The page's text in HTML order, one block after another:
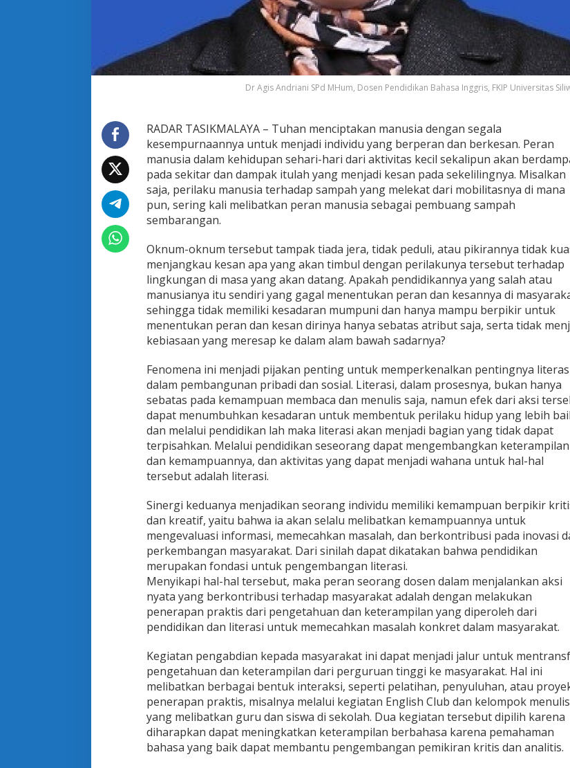
a
a
d
y
a
r
a
k
a
t
M
a
l
u
i
L
i
t
e
a
i
K
e
t
e
r
a
m
l
a
n
B
e
r
b
a
h
a
a
Dr Agis Andriani SPd MHum, Dosen Pendidikan Bahasa Inggris, FKIP Universitas
RADAR TASIKMALAYA – Tuhan menciptakan manusia dengan segala
kesempurnaannya untuk menjadi individu yang berperan dan berkesan. Peran
manusia dalam kehidupan sehari-hari dari aktivitas kecil sekalipun akan
pada sekitar dan dampak itulah yang menjadi kesan pada sekelilingnya. Misalkan
saja, perilaku manusia terhadap sampah yang melekat dari mobilitasnya di mana
pun, sering kali melibatkan peran manusia sebagai pembuang sampah
sembarangan.
Oknum-oknum tersebut tampak tiada jera, tidak peduli, atau pikirannya tidak
menjangkau kesan apa yang akan timbul dengan perilakunya tersebut terhadap
lingkungan di masa yang akan datang. Apakah pendidikannya yang salah atau
manusianya itu sendiri yang gagal menentukan peran dan kesannya di
sehingga tidak memiliki kesadaran mumpuni dan hanya mampu berpikir untuk
menentukan peran dan kesan dirinya hanya sebatas atribut saja, serta tidak
kebiasaan yang meresap ke dalam alam bawah sadarnya?
Fenomena ini menjadi pijakan penting untuk memperkenalkan pentingnya
dalam pembangunan pribadi dan sosial. Literasi, dalam prosesnya, bukan hanya
sebatas pada kemampuan membaca dan menulis saja, namun efek dari aksi
dapat menumbuhkan kesadaran untuk membentuk perilaku hidup yang lebih
dan melalui pendidikan lah maka literasi akan menjadi bagian yang tidak dapat
terpisahkan. Melalui pendidikan seseorang dapat mengembangkan keterampilan
dan kemampuannya, dan aktivitas yang dapat menjadi wahana untuk hal-hal
tersebut adalah literasi.
Sinergi keduanya menjadikan seorang individu memiliki kemampuan berpikir
dan kreatif, yaitu bahwa ia akan selalu melibatkan kemampuannya untuk
mengevaluasi informasi, memecahkan masalah, dan berkontribusi pada inovasi
perkembangan masyarakat. Dari sinilah dapat dikatakan bahwa pendidikan
merupakan fondasi untuk pengembangan literasi.
Menyikapi hal-hal tersebut, maka peran seorang dosen dalam menjalankan aksi
nyata yang berkontribusi terhadap masyarakat adalah dengan melakukan
penerapan praktis dari pengetahuan dan keterampilan yang diperoleh dari
pendidikan dan literasi untuk memecahkan masalah konkret dalam masyarakat.
Kegiatan pengabdian kepada masyarakat ini dapat menjadi jalur untuk
pengetahuan dan keterampilan dari perguruan tinggi ke masyarakat. Hal ini
melibatkan berbagai bentuk interaksi, seperti pelatihan, penyuluhan, atau
penerapan praktis, misalnya melalui kegiatan English Club dan kelompok menulis
yang melibatkan guru dan siswa di sekolah. Dua kegiatan tersebut dipilih karena
diharapkan dapat meningkatkan keterampilan berbahasa karena pemahaman
bahasa yang baik dapat membantu pengembangan pemikiran kritis dan analitis.